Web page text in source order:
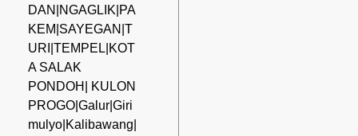
DAN|NGAGLIK|PA
KEM|SAYEGAN|T
URI|TEMPEL|KOT
A SALAK
PONDOH| KULON
PROGO|Galur|Giri
mulyo|Kalibawang|